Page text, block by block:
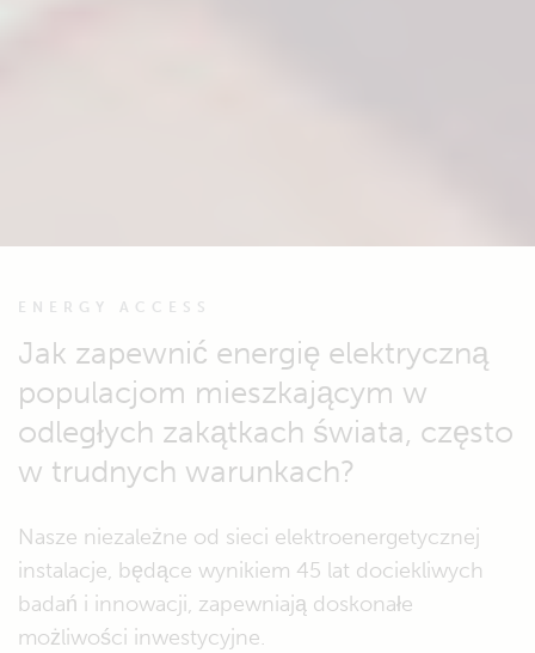
ENERGY ACCESS
Jak zapewnić energię elektryczną
populacjom mieszkającym w
odległych zakątkach świata, często
w trudnych warunkach?
Nasze niezależne od sieci elektroenergetycznej
instalacje, będące wynikiem 45 lat dociekliwych
badań i innowacji, zapewniają doskonałe
możliwości inwestycyjne.